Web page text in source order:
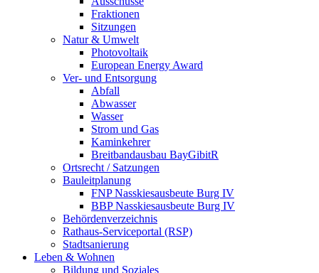
Fraktionen
Sitzungen
Natur & Umwelt
Photovoltaik
European Energy Award
Ver- und Entsorgung
Abfall
Abwasser
Wasser
Strom und Gas
Kaminkehrer
Breitbandausbau BayGibitR
Ortsrecht / Satzungen
Bauleitplanung
FNP Nasskiesausbeute Burg IV
BBP Nasskiesausbeute Burg IV
Behördenverzeichnis
Rathaus-Serviceportal (RSP)
Stadtsanierung
Leben & Wohnen
Bildung und Soziales